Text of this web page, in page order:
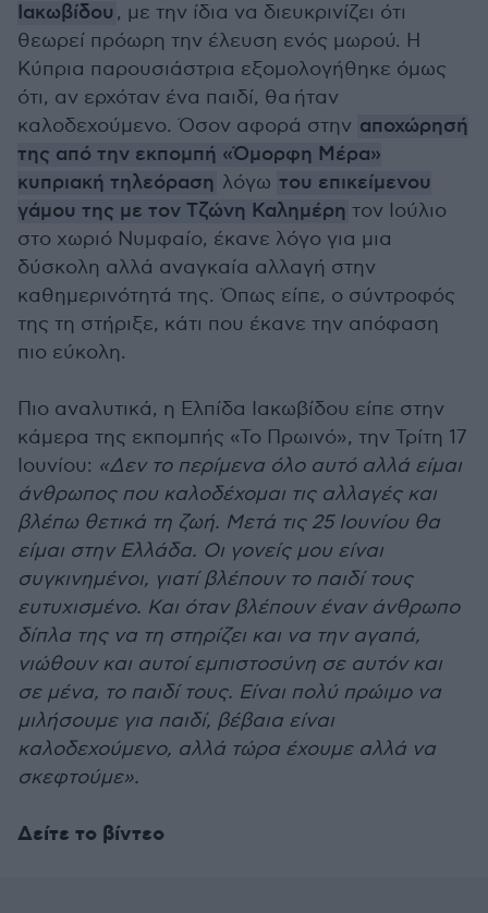
Ιακωβίδου , με την ίδια να διευκρινίζει ότι
θεωρεί πρόωρη την έλευση ενός μωρού. Η
Κύπρια παρουσιάστρια εξομολογήθηκε όμως
ότι, αν ερχόταν ένα παιδί, θα ήταν
καλοδεχούμενο. Όσον αφορά στην αποχώρησή
της από την εκπομπή «Όμορφη Μέρα»
κυπριακή τηλεόραση λόγω του επικείμενου
γάμου της με τον Τζώνη Καλημέρη τον Ιούλιο
στο χωριό Νυμφαίο, έκανε λόγο για μια
δύσκολη αλλά αναγκαία αλλαγή στην
καθημερινότητά της. Όπως είπε, ο σύντροφός
της τη στήριξε, κάτι που έκανε την απόφαση
πιο εύκολη.
Πιο αναλυτικά, η Ελπίδα Ιακωβίδου είπε στην
κάμερα της εκπομπής «Το Πρωινό», την Τρίτη 17
Ιουνίου: «Δεν το περίμενα όλο αυτό αλλά είμαι
άνθρωπος που καλοδέχομαι τις αλλαγές και
βλέπω θετικά τη ζωή. Μετά τις 25 Ιουνίου θα
είμαι στην Ελλάδα. Οι γονείς μου είναι
συγκινημένοι, γιατί βλέπουν το παιδί τους
ευτυχισμένο. Και όταν βλέπουν έναν άνθρωπο
δίπλα της να τη στηρίζει και να την αγαπά,
νιώθουν και αυτοί εμπιστοσύνη σε αυτόν και
σε μένα, το παιδί τους. Είναι πολύ πρώιμο να
μιλήσουμε για παιδί, βέβαια είναι
καλοδεχούμενο, αλλά τώρα έχουμε αλλά να
σκεφτούμε».
Δείτε το βίντεο